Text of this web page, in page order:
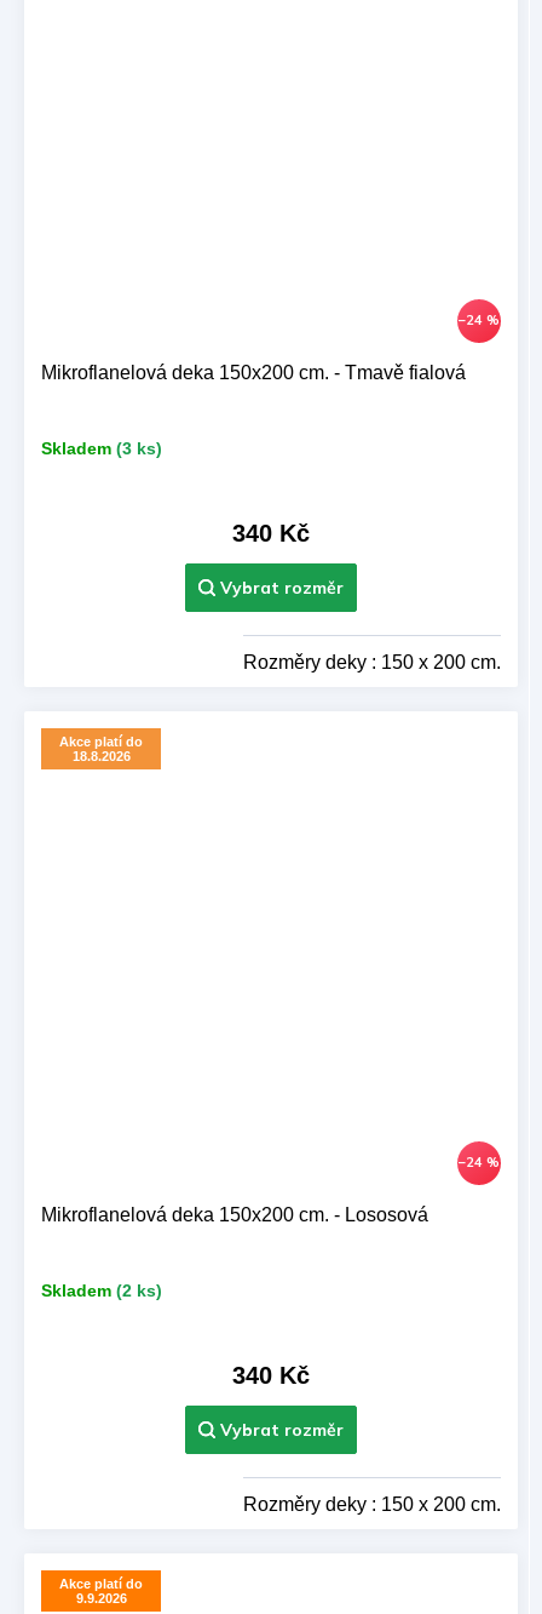
–24 %
Mikroflanelová deka 150x200 cm. - Tmavě fialová
Skladem (3 ks)
340 Kč
Rozměry deky : 150 x 200 cm.
Akce platí do
18.8.2026
–24 %
Mikroflanelová deka 150x200 cm. - Lososová
Skladem (2 ks)
340 Kč
Rozměry deky : 150 x 200 cm.
Akce platí do
9.9.2026